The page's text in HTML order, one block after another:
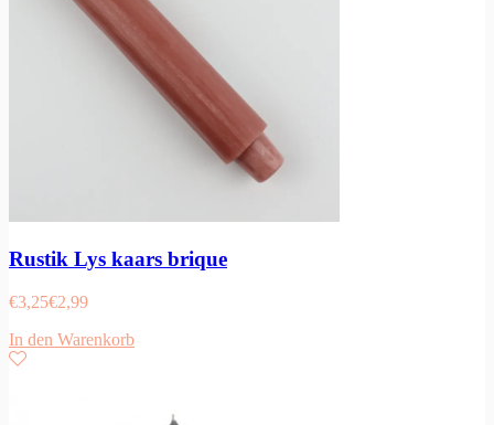
Rustik Lys kaars brique
€3,25€2,99
In den Warenkorb